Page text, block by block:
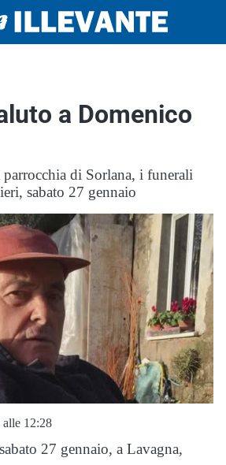
a Domenico
di Sorlana, i funerali
sabato 27 gennaio
alle 12:28
27 gennaio, a Lavagna,